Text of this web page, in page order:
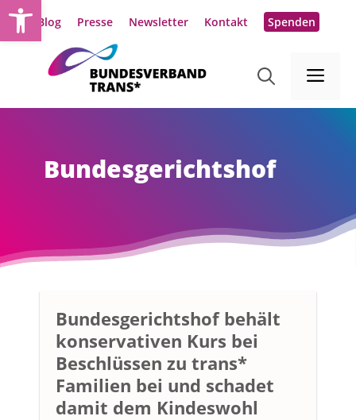
Zum
Inhalt
Blog Presse Newsletter Kontakt Spenden
Bundesgerichtshof
Bundesgerichtshof behält
konservativen Kurs bei
Beschlüssen zu trans*
Familien bei und schadet
damit dem Kindeswohl